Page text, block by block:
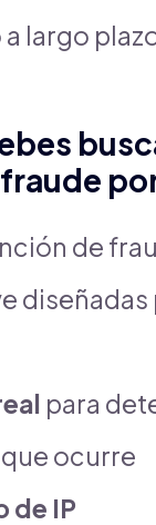
largo
de
para
ocurre
de IP